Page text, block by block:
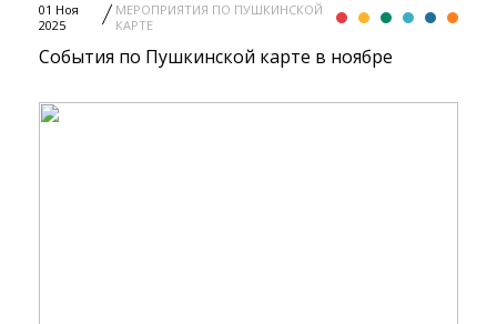
01 Ноя
2025
МЕРОПРИЯТИЯ ПО ПУШКИНСКОЙ
КАРТЕ
События по Пушкинской карте в ноябре